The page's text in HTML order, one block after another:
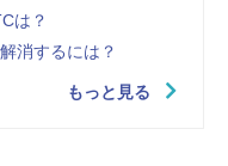
は？
消するには？
もっと見る